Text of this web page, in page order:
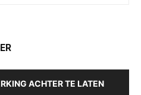
ACHTER TE LATEN